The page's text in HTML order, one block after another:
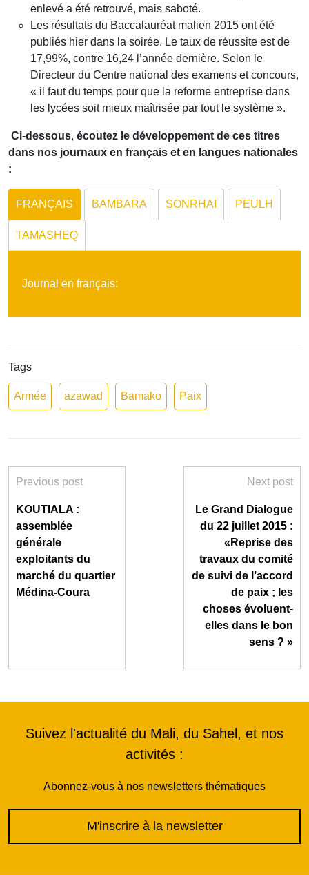
enlevé a été retrouvé, mais saboté.
Les résultats du Baccalauréat malien 2015 ont été
publiés hier dans la soirée. Le taux de réussite est de
17,99%, contre 16,24 l’année dernière. Selon le
Directeur du Centre national des examens et concours,
« il faut du temps pour que la reforme entreprise dans
les lycées soit mieux maîtrisée par tout le système ».
Ci-dessous, écoutez le développement de ces titres
dans nos journaux en français et en langues nationales
:
FRANÇAIS BAMBARA SONRHAI PEULH
TAMASHEQ
Journal en français:
Tags
Armée azawad Bamako Paix
Previous post
KOUTIALA :
assemblée
générale
exploitants du
marché du quartier
Médina-Coura
Next post
Le Grand Dialogue
du 22 juillet 2015 :
«Reprise des
travaux du comité
de suivi de l’accord
de paix ; les
choses évoluent-
elles dans le bon
sens ? »
Suivez l'actualité du Mali, du Sahel, et nos
activités :
Abonnez-vous à nos newsletters thématiques
M'inscrire à la newsletter